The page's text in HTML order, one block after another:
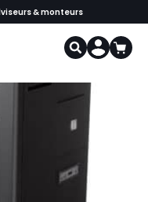
haarden in onze showrooms